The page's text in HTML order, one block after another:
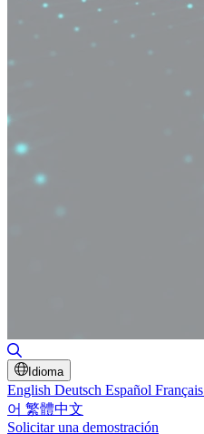
Idioma
English Deutsch Español Français
어 繁體中文
Solicitar una demostración